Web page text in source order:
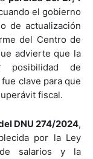
el gobierno
de actualización
del Centro de
advierte que la
posibilidad de
clave para que
fiscal.
DNU 274/2024,
por la Ley
salarios y la